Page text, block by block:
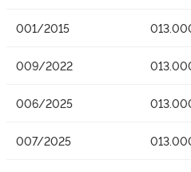
001/2015
009/2022
006/2025
007/2025